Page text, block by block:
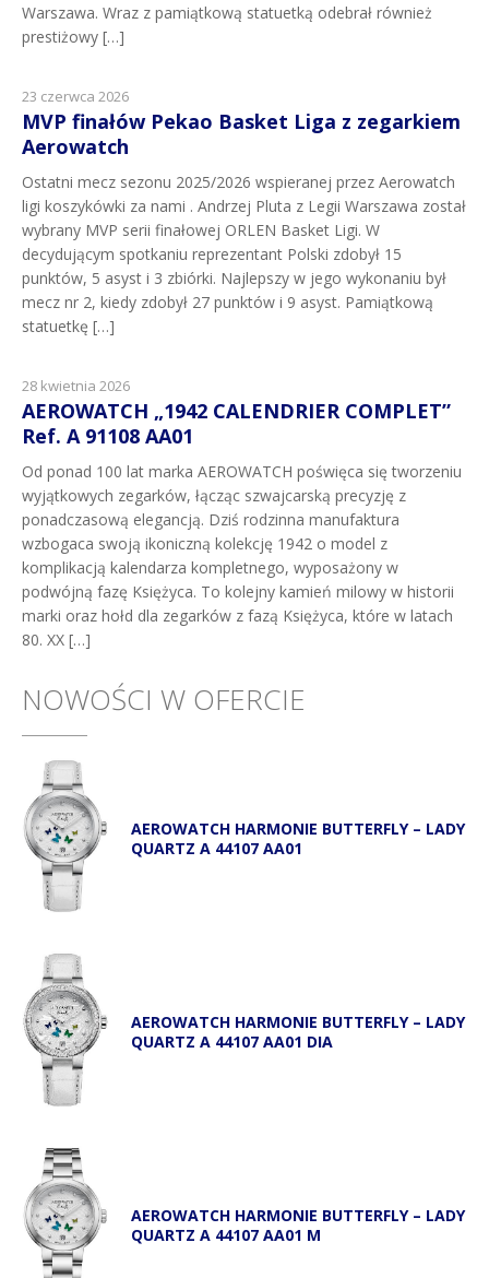
Warszawa. Wraz z pamiątkową statuetką odebrał również
prestiżowy […]
23 czerwca 2026
MVP finałów Pekao Basket Liga z zegarkiem
Aerowatch
Ostatni mecz sezonu 2025/2026 wspieranej przez Aerowatch
ligi koszykówki za nami . Andrzej Pluta z Legii Warszawa został
wybrany MVP serii finałowej ORLEN Basket Ligi. W
decydującym spotkaniu reprezentant Polski zdobył 15
punktów, 5 asyst i 3 zbiórki. Najlepszy w jego wykonaniu był
mecz nr 2, kiedy zdobył 27 punktów i 9 asyst. Pamiątkową
statuetkę […]
28 kwietnia 2026
AEROWATCH „1942 CALENDRIER COMPLET”
Ref. A 91108 AA01
Od ponad 100 lat marka AEROWATCH poświęca się tworzeniu
wyjątkowych zegarków, łącząc szwajcarską precyzję z
ponadczasową elegancją. Dziś rodzinna manufaktura
wzbogaca swoją ikoniczną kolekcję 1942 o model z
komplikacją kalendarza kompletnego, wyposażony w
podwójną fazę Księżyca. To kolejny kamień milowy w historii
marki oraz hołd dla zegarków z fazą Księżyca, które w latach
80. XX […]
NOWOŚCI W OFERCIE
AEROWATCH HARMONIE BUTTERFLY – LADY
QUARTZ A 44107 AA01
AEROWATCH HARMONIE BUTTERFLY – LADY
QUARTZ A 44107 AA01 DIA
AEROWATCH HARMONIE BUTTERFLY – LADY
QUARTZ A 44107 AA01 M